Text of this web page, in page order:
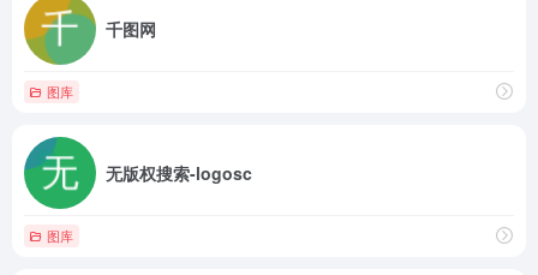
千图网
图库
无版权搜索-logosc
图库